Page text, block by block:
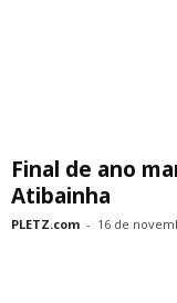
Final de ano
Atibainha
PLETZ.com - 16 de